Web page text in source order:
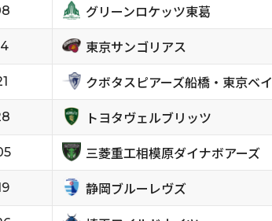
グリーンロケッツ東葛
東京サンゴリアス
クボタスピアーズ船橋・東京ベイ
トヨタヴェルブリッツ
三菱重工相模原ダイナボアーズ
静岡ブルーレヴズ